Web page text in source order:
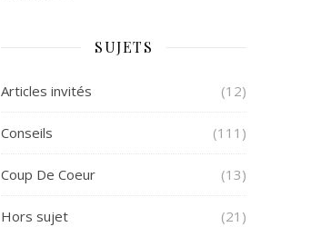
SUJETS
Articles invités (12)
Conseils (111)
Coup De Coeur (13)
Hors sujet (21)